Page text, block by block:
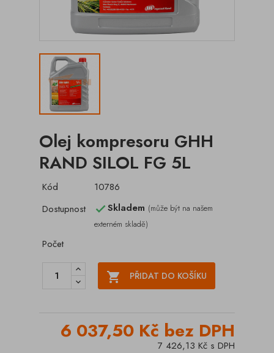
Olej kompresoru GHH
RAND SILOL FG 5L
Kód
10786
Dostupnost
Skladem (může být na našem
externém skladě)
Počet
 PŘIDAT DO KOŠÍKU
6 037,50 Kč bez DPH
7 426,13 Kč s DPH